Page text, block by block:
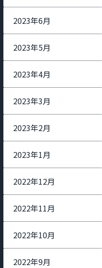
2023年6月
2023年5月
2023年4月
2023年3月
2023年2月
2023年1月
2022年12月
2022年11月
2022年10月
2022年9月